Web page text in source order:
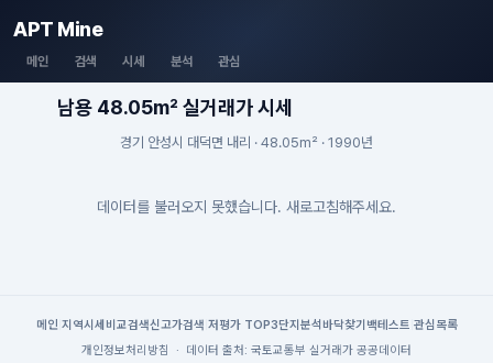
APT Mine
메인 검색 시세 분석 관심
남용 48.05m² 실거래가 시세
경기 안성시 대덕면 내리 · 48.05m² · 1990년
데이터를 불러오지 못했습니다. 새로고침해주세요.
메인| 지역시세 비교검색신고가검색 저평가 TOP3단지분석 바닥찾기 백테스트 관심목록
개인정보처리방침
· 데이터 출처: 국토교통부 실거래가 공공데이터